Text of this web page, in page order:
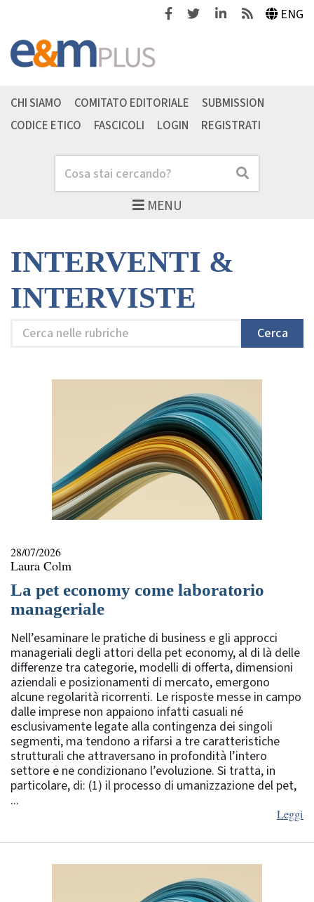
FacebookTwitterLinkedinFeeds ENG
MENU
Cerca Cerca
CHI SIAMO COMITATO EDITORIALE
SUBMISSION
CODICE ETICO
FASCICOLI LOGIN REGISTRATI
INTERVENTI &
INTERVISTE
Cerca
Cerca
28/07/2026
Laura Colm
La pet economy come laboratorio
manageriale
Nell’esaminare le pratiche di business e gli approcci
manageriali degli attori della pet economy, al di là delle
differenze tra categorie, modelli di offerta, dimensioni
aziendali e posizionamenti di mercato, emergono
alcune regolarità ricorrenti. Le risposte messe in campo
dalle imprese non appaiono infatti casuali né
esclusivamente legate alla contingenza dei singoli
segmenti, ma tendono a rifarsi a tre caratteristiche
strutturali che attraversano in profondità l’intero
settore e ne condizionano l’evoluzione. Si tratta, in
particolare, di: (1) il processo di umanizzazione del pet,
...
Leggi